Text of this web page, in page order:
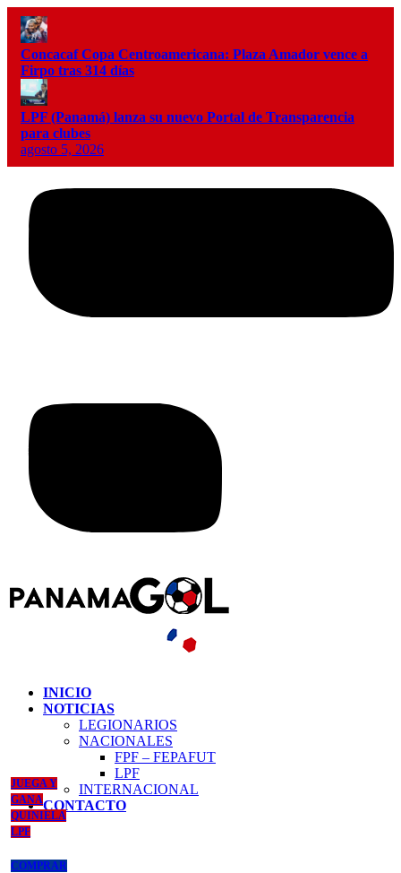
Concacaf Copa Centroamericana: Plaza Amador vence a
Firpo tras 314 días
LPF (Panamá) lanza su nuevo Portal de Transparencia
para clubes
agosto 5, 2026
INICIO
NOTICIAS
LEGIONARIOS
NACIONALES
FPF – FEPAFUT
LPF
INTERNACIONAL
CONTACTO
JUEGA Y
GANA
QUINIELA
LPF
COMPRAR